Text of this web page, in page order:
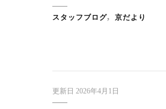
スタッフブログ 京だより
更新日 2026年4月1日